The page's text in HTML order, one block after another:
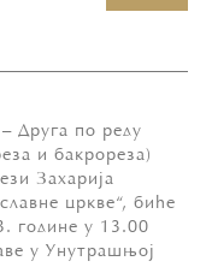
Друга по реду
и бакрореза)
Захарија
цркве“, биће
године у 13.00
у Унутрашњој